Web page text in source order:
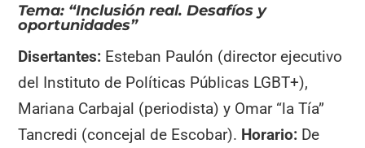
Tema: “Inclusión real. Desafíos y
oportunidades”
Disertantes: Esteban Paulón (director ejecutivo
del Instituto de Políticas Públicas LGBT+),
Mariana Carbajal (periodista) y Omar “la Tía”
Tancredi (concejal de Escobar). Horario: De